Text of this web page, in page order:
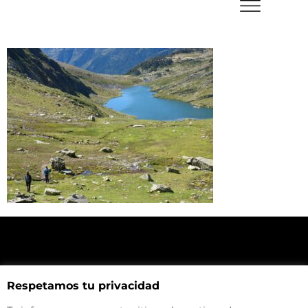
Haz click aquí y mira como llegar a la tienda
Respetamos tu privacidad